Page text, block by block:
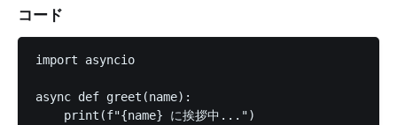
コード
import asyncio
async def greet(name):
    print(f"{name} に挨拶中...")